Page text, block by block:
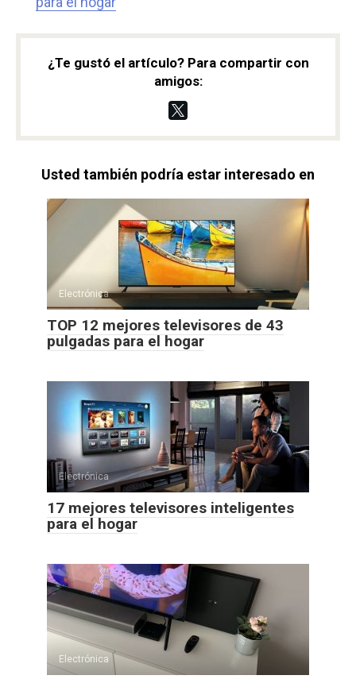
¿Te gustó el artículo? Para compartir con
amigos:
Usted también podría estar interesado en
Electrónica
TOP 12 mejores televisores de 43
pulgadas para el hogar
Electrónica
17 mejores televisores inteligentes
para el hogar
Electrónica